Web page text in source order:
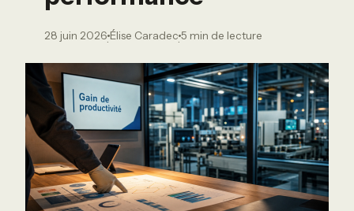
28 juin 2026
·
Élise Caradec
·
5 min de lecture